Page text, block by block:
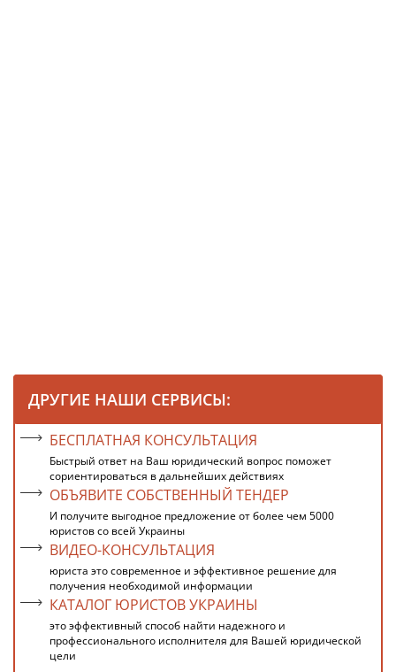
ДРУГИЕ НАШИ СЕРВИСЫ:
БЕСПЛАТНАЯ КОНСУЛЬТАЦИЯ
Быстрый ответ на Ваш юридический вопрос поможет
сориентироваться в дальнейших действиях
ОБЪЯВИТЕ СОБСТВЕННЫЙ ТЕНДЕР
И получите выгодное предложение от более чем 5000
юристов со всей Украины
ВИДЕО-КОНСУЛЬТАЦИЯ
юриста это современное и эффективное решение для
получения необходимой информации
КАТАЛОГ ЮРИСТОВ УКРАИНЫ
это эффективный способ найти надежного и
профессионального исполнителя для Вашей юридической
цели